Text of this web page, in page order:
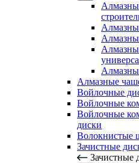
Алмазные
Войлочные
Войлочные
Войлочные
диски
Волокнистые
Зачистные
Зачистные